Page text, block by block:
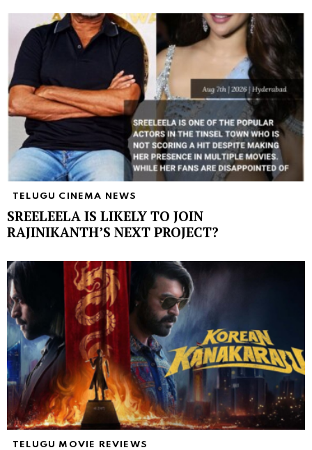
TELUGU CINEMA NEWS
SREELEELA IS LIKELY TO JOIN
RAJINIKANTH’S NEXT PROJECT?
TELUGU MOVIE REVIEWS